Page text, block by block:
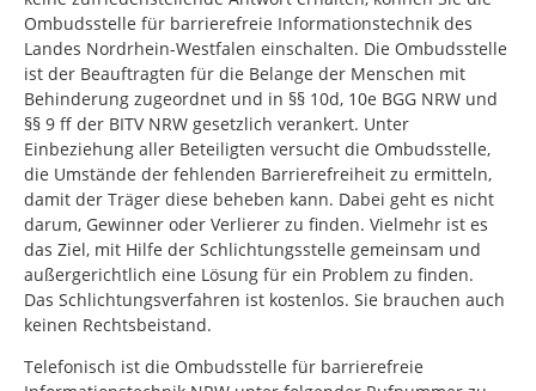
Ombudsstelle für barrierefreie Informationstechnik des
Landes Nordrhein-Westfalen einschalten. Die Ombudsstelle
ist der Beauftragten für die Belange der Menschen mit
Behinderung zugeordnet und in §§ 10d, 10e BGG NRW und
§§ 9 ff der BITV NRW gesetzlich verankert. Unter
Einbeziehung aller Beteiligten versucht die Ombudsstelle,
die Umstände der fehlenden Barrierefreiheit zu ermitteln,
damit der Träger diese beheben kann. Dabei geht es nicht
darum, Gewinner oder Verlierer zu finden. Vielmehr ist es
das Ziel, mit Hilfe der Schlichtungsstelle gemeinsam und
außergerichtlich eine Lösung für ein Problem zu finden.
Das Schlichtungsverfahren ist kostenlos. Sie brauchen auch
keinen Rechtsbeistand.
Telefonisch ist die Ombudsstelle für barrierefreie